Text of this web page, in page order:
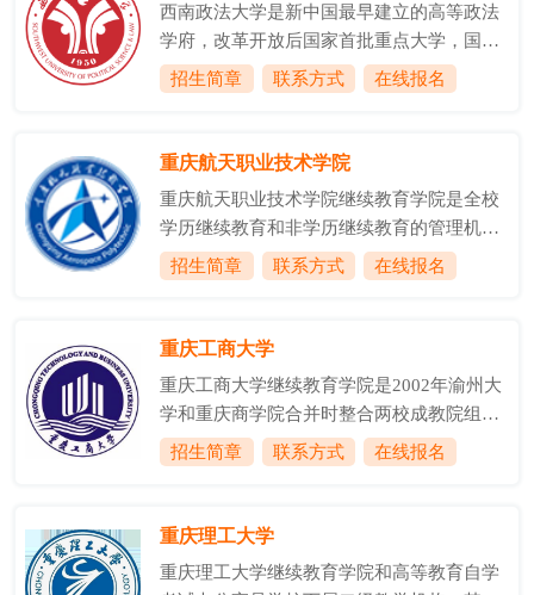
重庆理工大学、重...
为己任。学院成立十余年来，已经积累的固
定资产累计过千万元，拥有独立培训专用设
施和教学场地2000多平方米，改建了用于对
培训中心、学历教育部、自考办、技能鉴定
所四个业...
西南政法大学是新中国最早建立的高等政法
学府，改革开放后国家首批重点大学，国家
首批卓越法律人才教育培养基地，教育部与
重庆市人民政府共建高校，来华留学生中国
能力提升计划入选高校。学校前身为1950年
学。1953年，以西南人民革命大学政法系为
基础，合并当时的重庆大学、四川大学、云
南大学、贵州大学等法律院系，挂牌成立西
1978年，被国务院批准为全国重点大
学;199...
招生简章 联系方式 在线报名
重庆航天职业技术学院
重庆航天职业技术学院继续教育学院是全校
学历继续教育和非学历继续教育的管理机
构，主要开展成人大专教育、各类培训、专
本衔接(自考)、各类考试、职业技能鉴定、
定点考区，国家职业技能鉴定所，重庆市党
教师培训基地，中国航天科技集团公司高技
能人才培训基地，重庆市北部新区服务外包
示范基地。继续教育学院成人大专教育依托
的重要组成部分，我院自2003年开展专本衔
接自学考试助...
招生简章 联系方式 在线报名
重庆工商大学
重庆工商大学继续教育学院是2002年渝州大
学和重庆商学院合并时整合两校成教院组建
的直属单位，是学校继续教育的归口管理部
门和开展继续教育的办学主体，也是学校服
个科室;现有在职人员19人。重庆工商大学继
展过程中，坚守国家的教育政策和法律法
招生简章 联系方式 在线报名
重庆理工大学
重庆理工大学继续教育学院和高等教育自学